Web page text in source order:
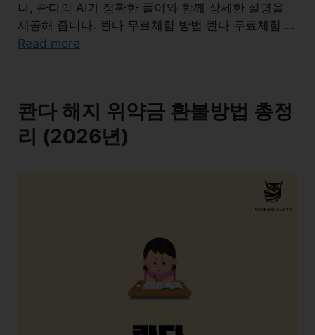
나, 콴다의 AI가 정확한 풀이와 함께 상세한 설명을
제공해 줍니다. 콴다 무료체험 방법 콴다 무료체험 …
Read more
콴다 해지 위약금 환불방법 총정
리 (2026년)